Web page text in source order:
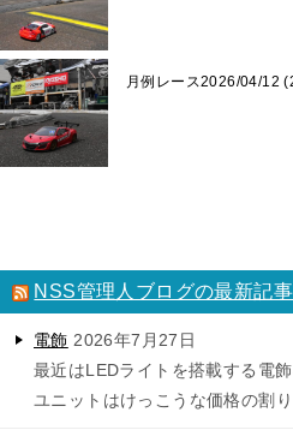
月例レース2026/04/12
NSS管理人ブログの最新記
電飾 2026年7月27日
最近はLEDライトを搭載する電
ユニットはけっこうな価格の割